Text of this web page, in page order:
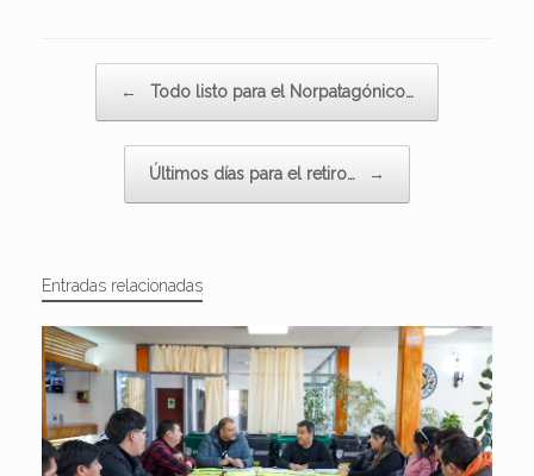
← Todo listo para el Norpatagónico…
Últimos días para el retiro… →
Entradas relacionadas